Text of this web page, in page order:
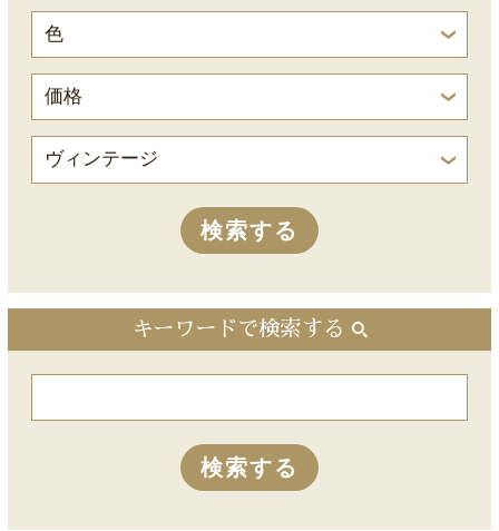
キーワードで検索する